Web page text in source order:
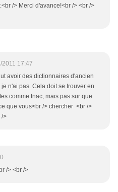
/> Merci d'avance!<br /> <br />
2011 17:47
avoir des dictionnaires d'ancien
n'ai pas. Cela doit se trouver en
comme fnac, mais pas sur que
que vous<br /> chercher <br />
/>
/> <br />